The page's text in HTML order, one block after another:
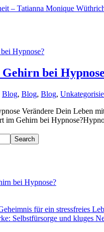
bei
Blog, Blog, Blog,
Verändere Dein Leben
im Gehirn bei
Search
bei Hypnose?
für ein stressfreies
Selbstfürsorge und kluges